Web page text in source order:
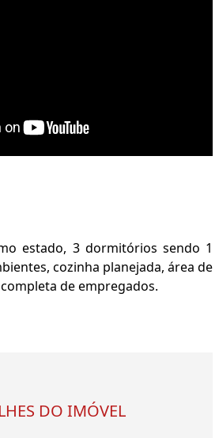
estado, 3 dormitórios sendo 1
cozinha planejada, área de
de empregados.
DO IMÓVEL